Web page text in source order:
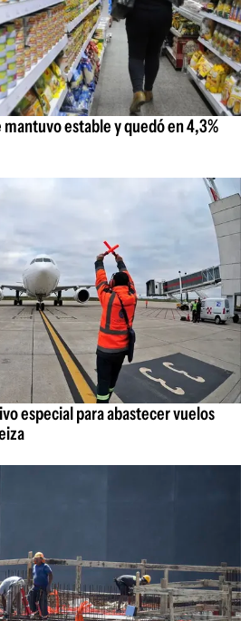
estable y quedó en 4,3%
especial para abastecer vuelos